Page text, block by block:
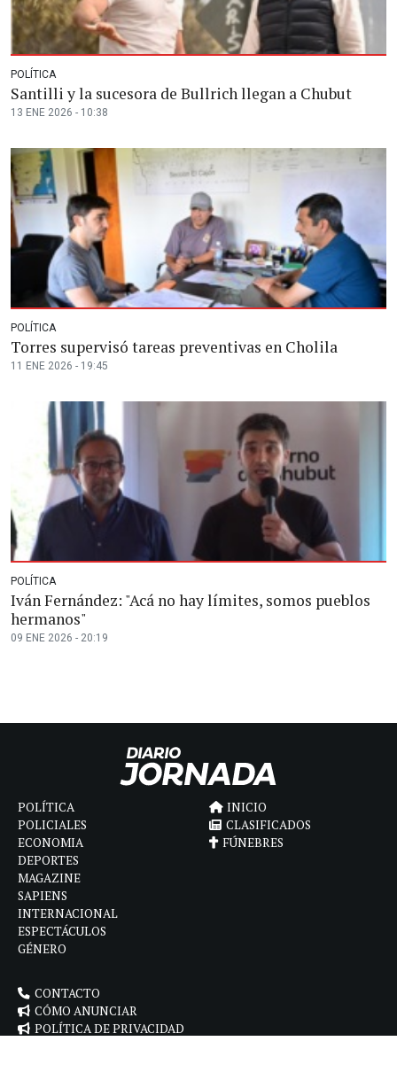
POLÍTICA
Santilli y la sucesora de Bullrich llegan a Chubut
13 ENE 2026 - 10:38
POLÍTICA
Torres supervisó tareas preventivas en Cholila
11 ENE 2026 - 19:45
POLÍTICA
Iván Fernández: "Acá no hay límites, somos pueblos
hermanos"
09 ENE 2026 - 20:19
POLÍTICA
POLICIALES
ECONOMIA
DEPORTES
MAGAZINE
SAPIENS
INTERNACIONAL
ESPECTÁCULOS
GÉNERO
INICIO
CLASIFICADOS
FÚNEBRES
CONTACTO
CÓMO ANUNCIAR
POLÍTICA DE PRIVACIDAD